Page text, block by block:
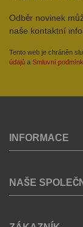
Odběr novinek
naše kontaktní
Tento web je chráněn
údajů a Smluvní
INFORMACE
NAŠE